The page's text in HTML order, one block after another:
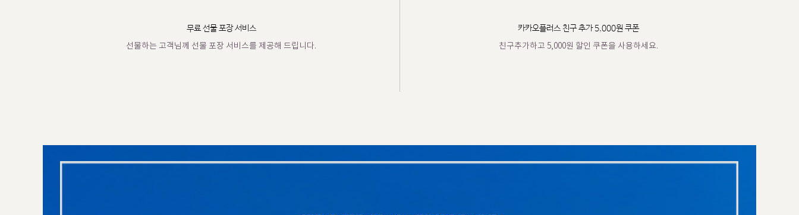
무료 선물 포장 서비스
선물하는 고객님께 선물 포장 서비스를 제공해 드립니다.
카카오플러스 친구 추가 5,000원 쿠폰
친구추가하고 5,000원 할인 쿠폰을 사용하세요.